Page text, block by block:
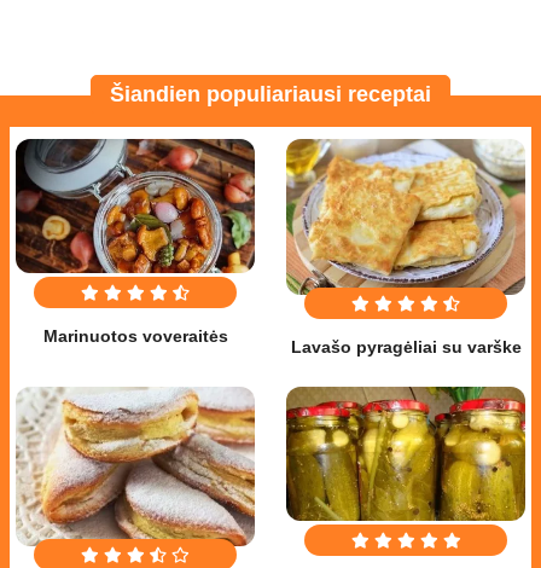
Šiandien populiariausi receptai
Marinuotos voveraitės
Lavašo pyragėliai su varške